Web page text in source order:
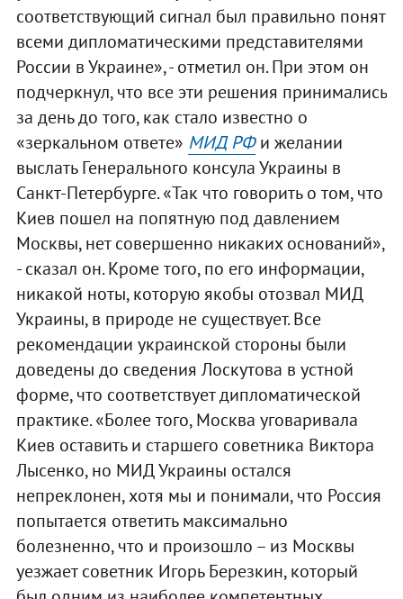
соответствующий сигнал был правильно понят
всеми дипломатическими представителями
России в Украине», - отметил он. При этом он
подчеркнул, что все эти решения принимались
за день до того, как стало известно о
«зеркальном ответе» МИД РФи желании
выслать Генерального консула Украины в
Санкт-Петербурге. «Так что говорить о том, что
Киев пошел на попятную под давлением
Москвы, нет совершенно никаких оснований»,
- сказал он. Кроме того, по его информации,
никакой ноты, которую якобы отозвал МИД
Украины, в природе не существует. Все
рекомендации украинской стороны были
доведены до сведения Лоскутова в устной
форме, что соответствует дипломатической
практике. «Более того, Москва уговаривала
Киев оставить и старшего советника Виктора
Лысенко, но МИД Украины остался
непреклонен, хотя мы и понимали, что Россия
попытается ответить максимально
болезненно, что и произошло – из Москвы
уезжает советник Игорь Березкин, который